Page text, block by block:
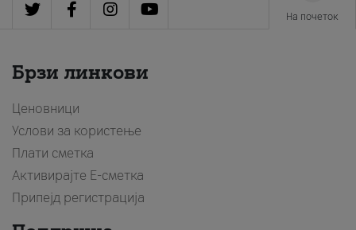
На почеток
Брзи линкови
Ценовници
Услови за користење
Плати сметка
Активирајте Е-сметка
Припејд регистрација